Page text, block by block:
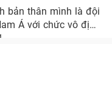
bản thân mình là đội
Á với chức vô địch